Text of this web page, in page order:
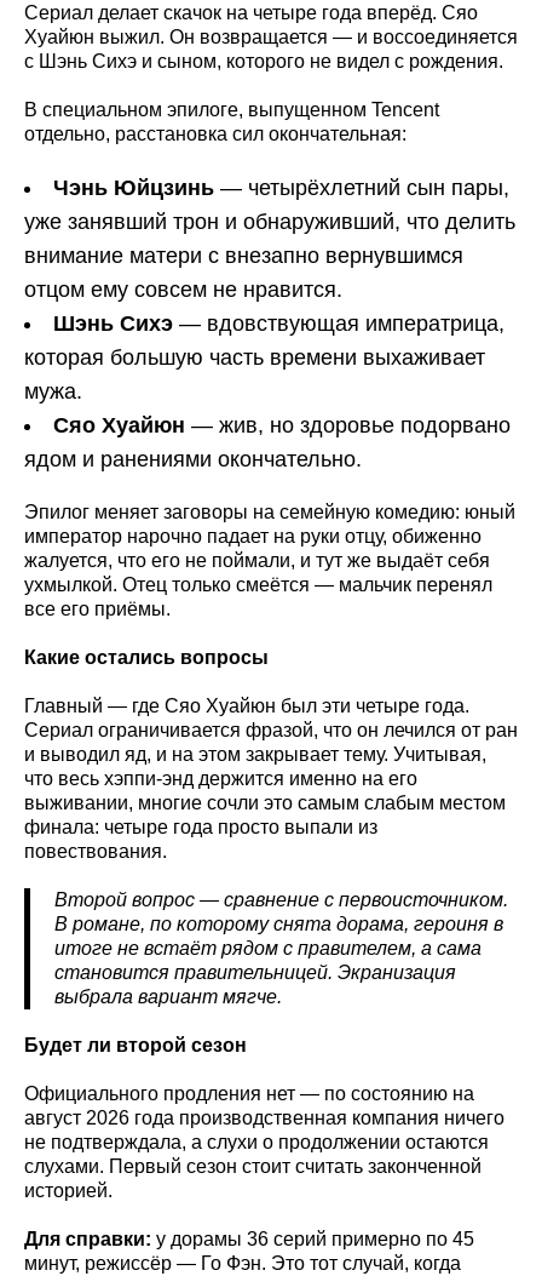
Сериал делает скачок на четыре года вперёд. Сяо
Хуайюн выжил. Он возвращается — и воссоединяется
с Шэнь Сихэ и сыном, которого не видел с рождения.
В специальном эпилоге, выпущенном Tencent
отдельно, расстановка сил окончательная:
Чэнь Юйцзинь — четырёхлетний сын пары,
уже занявший трон и обнаруживший, что делить
внимание матери с внезапно вернувшимся
отцом ему совсем не нравится.
Шэнь Сихэ — вдовствующая императрица,
которая большую часть времени выхаживает
мужа.
Сяо Хуайюн — жив, но здоровье подорвано
ядом и ранениями окончательно.
Эпилог меняет заговоры на семейную комедию: юный
император нарочно падает на руки отцу, обиженно
жалуется, что его не поймали, и тут же выдаёт себя
ухмылкой. Отец только смеётся — мальчик перенял
все его приёмы.
Какие остались вопросы
Главный — где Сяо Хуайюн был эти четыре года.
Сериал ограничивается фразой, что он лечился от ран
и выводил яд, и на этом закрывает тему. Учитывая,
что весь хэппи-энд держится именно на его
выживании, многие сочли это самым слабым местом
финала: четыре года просто выпали из
повествования.
Второй вопрос — сравнение с первоисточником.
В романе, по которому снята дорама, героиня в
итоге не встаёт рядом с правителем, а сама
становится правительницей. Экранизация
выбрала вариант мягче.
Будет ли второй сезон
Официального продления нет — по состоянию на
август 2026 года производственная компания ничего
не подтверждала, а слухи о продолжении остаются
слухами. Первый сезон стоит считать законченной
историей.
Для справки: у дорамы 36 серий примерно по 45
минут, режиссёр — Го Фэн. Это тот случай, когда